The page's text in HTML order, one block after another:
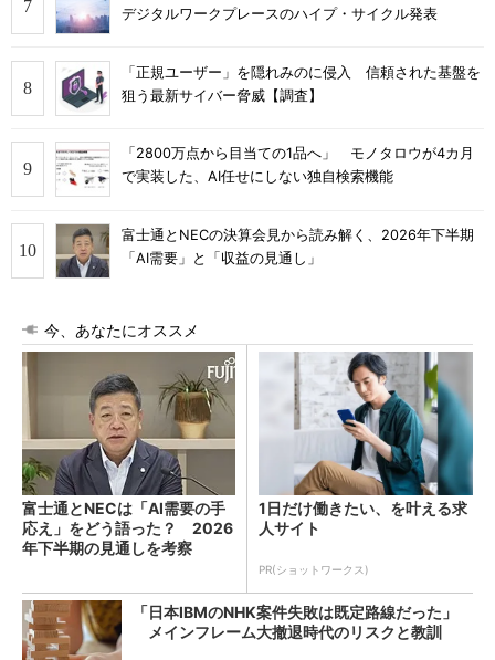
デジタルワークプレースのハイプ・サイクル発表
「正規ユーザー」を隠れみのに侵入 信頼された基盤を
狙う最新サイバー脅威【調査】
「2800万点から目当ての1品へ」 モノタロウが4カ月
で実装した、AI任せにしない独自検索機能
富士通とNECの決算会見から読み解く、2026年下半期
「AI需要」と「収益の見通し」
今、あなたにオススメ
富士通とNECは「AI需要の手
応え」をどう語った？ 2026
年下半期の見通しを考察
1日だけ働きたい、を叶える求
人サイト
PR(ショットワークス)
「日本IBMのNHK案件失敗は既定路線だった」
メインフレーム大撤退時代のリスクと教訓